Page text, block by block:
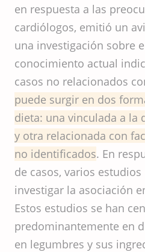
en respuesta a las
cardiólogos, emitió un
una investigación sobre
conocimiento actual
casos no relacionados
puede surgir en dos
dieta: una vinculada a la
y otra relacionada con
no identificados. En
de casos, varios
investigar la asociación
Estos estudios se han
predominantemente en
en legumbres y sus